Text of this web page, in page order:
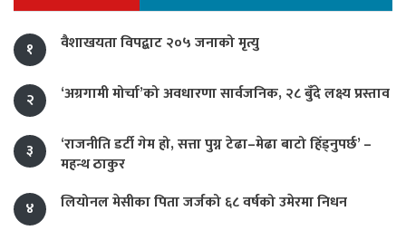
१ वैशाखयता विपद्बाट २०५ जनाको मृत्यु
२ ‘अग्रगामी मोर्चा’को अवधारणा सार्वजनिक, २८ बुँदे लक्ष्य प्रस्ताव
३
‘राजनीति डर्टी गेम हो, सत्ता पुग्न टेढा–मेढा बाटो हिँड्नुपर्छ’ –
महन्थ ठाकुर
४
लियोनल मेसीका पिता जर्जको ६८ वर्षको उमेरमा निधन